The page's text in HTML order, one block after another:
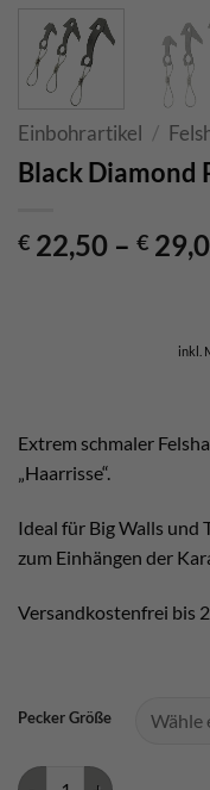
Einbohrartikel /
Black Diamond
€ 22,50 – €
inkl.
Extrem schmaler
„Haarrisse“.
Ideal für Big Walls und
zum Einhängen der
Versandkostenfrei bis
Pecker Größe
Black Diamond Pecker